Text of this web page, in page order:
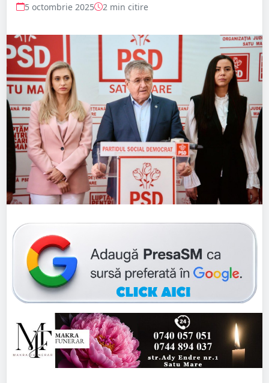
5 octombrie 2025 2 min citire